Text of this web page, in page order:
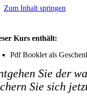
Zum Inhalt springen
Kurs enthält:
Pdf Booklet als
Sie der
Sie sich